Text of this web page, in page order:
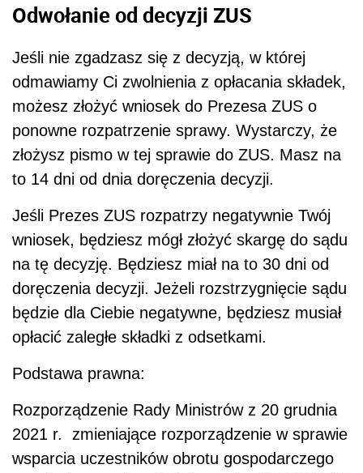
Odwołanie od decyzji ZUS
Jeśli nie zgadzasz się z decyzją, w której
odmawiamy Ci zwolnienia z opłacania składek,
możesz złożyć wniosek do Prezesa ZUS o
ponowne rozpatrzenie sprawy. Wystarczy, że
złożysz pismo w tej sprawie do ZUS. Masz na
to 14 dni od dnia doręczenia decyzji.
Jeśli Prezes ZUS rozpatrzy negatywnie Twój
wniosek, będziesz mógł złożyć skargę do sądu
na tę decyzję. Będziesz miał na to 30 dni od
doręczenia decyzji. Jeżeli rozstrzygnięcie sądu
będzie dla Ciebie negatywne, będziesz musiał
opłacić zaległe składki z odsetkami.
Podstawa prawna:
Rozporządzenie Rady Ministrów z 20 grudnia
2021 r. zmieniające rozporządzenie w sprawie
wsparcia uczestników obrotu gospodarczego